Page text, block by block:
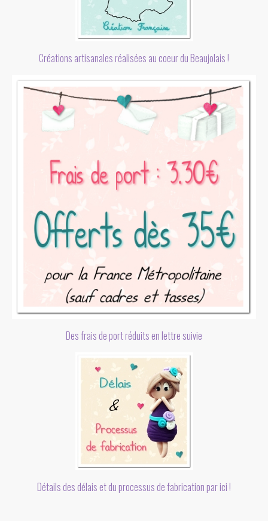
Créations artisanales réalisées au coeur du Beaujolais !
Des frais de port réduits en lettre suivie
Détails des délais et du processus de fabrication par ici !